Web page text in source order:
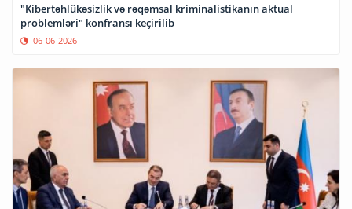
"Kibertəhlükəsizlik və rəqəmsal kriminalistikanın aktual
problemləri" konfransı keçirilib
06-06-2026